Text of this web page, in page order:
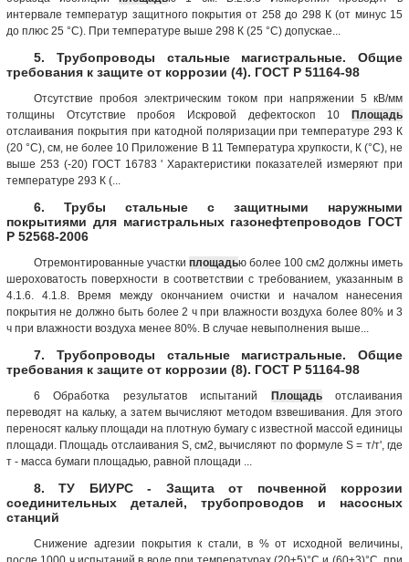
интервале температур защитного покрытия от 258 до 298 К (от минус 15
до плюс 25 °С). При температуре выше 298 К (25 °С) допускае...
5. Трубопроводы стальные магистральные. Общие
требования к защите от коррозии (4). ГОСТ Р 51164-98
Отсутствие пробоя электрическим током при напряжении 5 кВ/мм
толщины Отсутствие пробоя Искровой дефектоскоп 10 Площадь
отслаивания покрытия при катодной поляризации при температуре 293 К
(20 °С), см, не более 10 Приложение В 11 Температура хрупкости, К (°С), не
выше 253 (-20) ГОСТ 16783 ' Характеристики показателей измеряют при
температуре 293 К (...
6. Трубы стальные с защитными наружными
покрытиями для магистральных газонефтепроводов ГОСТ
Р 52568-2006
Отремонтированные участки площадью более 100 см2 должны иметь
шероховатость поверхности в соответствии с требованием, указанным в
4.1.6. 4.1.8. Время между окончанием очистки и началом нанесения
покрытия не должно быть более 2 ч при влажности воздуха более 80% и 3
ч при влажности воздуха менее 80%. В случае невыполнения выше...
7. Трубопроводы стальные магистральные. Общие
требования к защите от коррозии (8). ГОСТ Р 51164-98
6 Обработка результатов испытаний Площадьотслаивания
переводят на кальку, а затем вычисляют методом взвешивания. Для этого
переносят кальку площади на плотную бумагу с известной массой единицы
площади. Площадь отслаивания S, см2, вычисляют по формуле S = т/т', где
т - масса бумаги площадью, равной площади ...
8. ТУ БИУРС - Защита от почвенной коррозии
соединительных деталей, трубопроводов и насосных
станций
Снижение адгезии покрытия к стали, в % от исходной величины,